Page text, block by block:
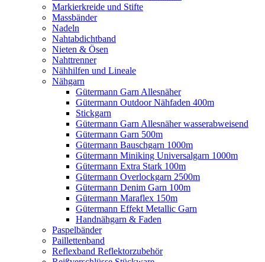
Markierkreide und Stifte
Massbänder
Nadeln
Nahtabdichtband
Nieten & Ösen
Nahttrenner
Nähhilfen und Lineale
Nähgarn
Gütermann Garn Allesnäher
Gütermann Outdoor Nähfaden 400m
Stickgarn
Gütermann Garn Allesnäher wasserabweisend
Gütermann Garn 500m
Gütermann Bauschgarn 1000m
Gütermann Miniking Universalgarn 1000m
Gütermann Extra Stark 100m
Gütermann Overlockgarn 2500m
Gütermann Denim Garn 100m
Gütermann Maraflex 150m
Gütermann Effekt Metallic Garn
Handnähgarn & Faden
Paspelbänder
Paillettenband
Reflexband Reflektorzubehör